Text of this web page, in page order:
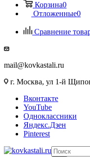
Корзина0
Отложенные0
Сравнение
mail@kovkastali.ru
г. Москва, ул 1-й
Вконтакте
YouTube
Одноклассники
Яндекс.Дзен
Pinterest